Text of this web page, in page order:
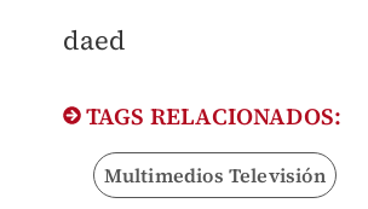
daed
TAGS RELACIONADOS:
Multimedios Televisión